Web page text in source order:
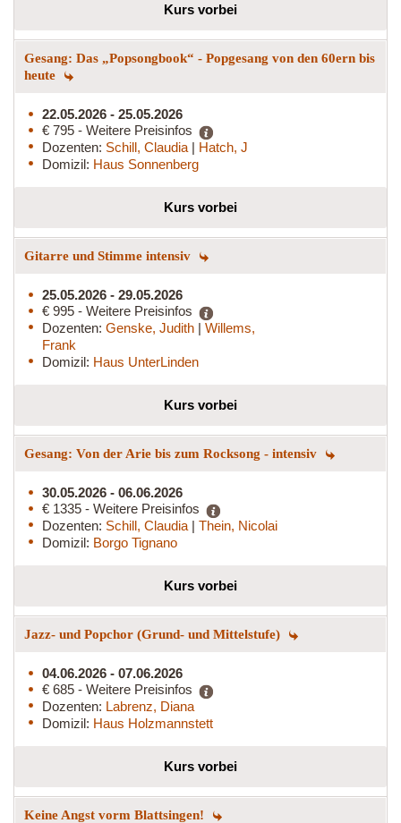
Kurs vorbei
Gesang: Das „Popsongbook“ - Popgesang von den 60ern bis
heute
22.05.2026 - 25.05.2026
€ 795 - Weitere Preisinfos
Dozenten: Schill, Claudia | Hatch, J
Domizil: Haus Sonnenberg
Kurs vorbei
Gitarre und Stimme intensiv
25.05.2026 - 29.05.2026
€ 995 - Weitere Preisinfos
Dozenten: Genske, Judith | Willems,
Frank
Domizil: Haus UnterLinden
Kurs vorbei
Gesang: Von der Arie bis zum Rocksong - intensiv
30.05.2026 - 06.06.2026
€ 1335 - Weitere Preisinfos
Dozenten: Schill, Claudia | Thein, Nicolai
Domizil: Borgo Tignano
Kurs vorbei
Jazz- und Popchor (Grund- und Mittelstufe)
04.06.2026 - 07.06.2026
€ 685 - Weitere Preisinfos
Dozenten: Labrenz, Diana
Domizil: Haus Holzmannstett
Kurs vorbei
Keine Angst vorm Blattsingen!